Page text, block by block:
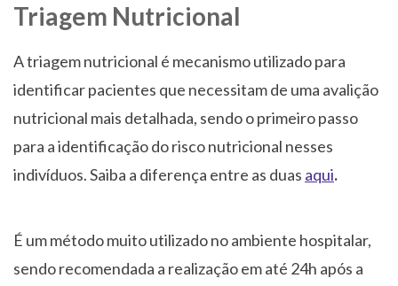
Triagem Nutricional
A triagem nutricional é mecanismo utilizado para
identificar pacientes que necessitam de uma avalição
nutricional mais detalhada, sendo o primeiro passo
para a identificação do risco nutricional nesses
indivíduos. Saiba a diferença entre as duas aqui.
É um método muito utilizado no ambiente hospitalar,
sendo recomendada a realização em até 24h após a